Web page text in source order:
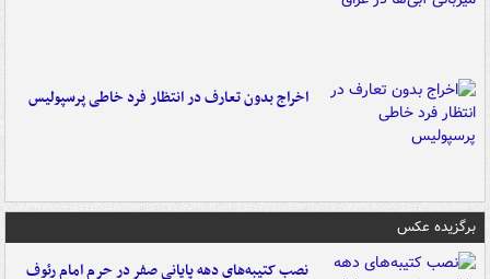
اخراج بدون تعارف در انتظار فرد خاطی پرسپولیس
برگزیده عکس
نصب کتیبه‌های دهه پایانی صفر در حرم امام رئوف